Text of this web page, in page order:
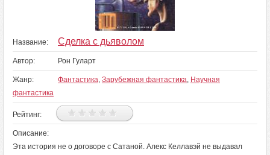
Название: Сделка с дьяволом
Автор: Рон Гуларт
Жанр: Фантастика, Зарубежная фантастика, Научная
фантастика
Рейтинг:
Описание:
Эта история не о договоре с Сатаной. Алекс Келлавэй не выдавал